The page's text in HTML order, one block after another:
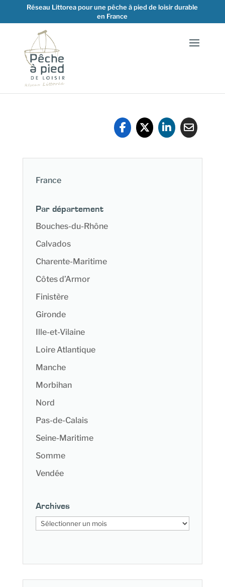
Réseau Littorea pour une pêche à pied de loisir durable
en France
France
Par département
Bouches-du-Rhône
Calvados
Charente-Maritime
Côtes d’Armor
Finistère
Gironde
Ille-et-Vilaine
Loire Atlantique
Manche
Morbihan
Nord
Pas-de-Calais
Seine-Maritime
Somme
Vendée
Archives
Archives